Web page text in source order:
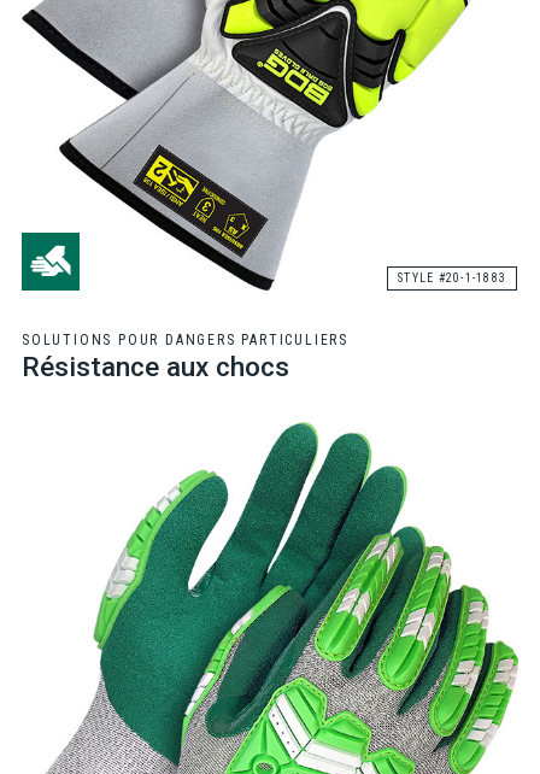
STYLE #20-1-1883
SOLUTIONS POUR DANGERS PARTICULIERS
Résistance aux chocs